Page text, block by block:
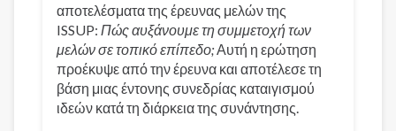
αποτελέσματα της έρευνας μελών της
ISSUP: Πώς αυξάνουμε τη συμμετοχή των
μελών σε τοπικό επίπεδο; Αυτή η ερώτηση
προέκυψε από την έρευνα και αποτέλεσε τη
βάση μιας έντονης συνεδρίας καταιγισμού
ιδεών κατά τη διάρκεια της συνάντησης.